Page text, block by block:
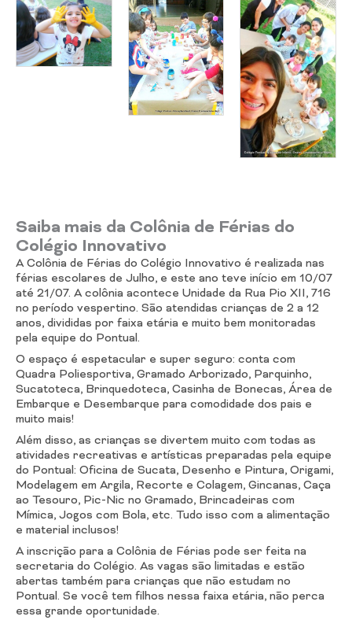
Saiba mais da Colônia de Férias do
Colégio Innovativo
A Colônia de Férias do Colégio Innovativo é realizada nas
férias escolares de Julho, e este ano teve início em 10/07
até 21/07. A colônia acontece Unidade da Rua Pio XII, 716
no período vespertino. São atendidas crianças de 2 a 12
anos, divididas por faixa etária e muito bem monitoradas
pela equipe do Pontual.
O espaço é espetacular e super seguro: conta com
Quadra Poliesportiva, Gramado Arborizado, Parquinho,
Sucatoteca, Brinquedoteca, Casinha de Bonecas, Área de
Embarque e Desembarque para comodidade dos pais e
muito mais!
Além disso, as crianças se divertem muito com todas as
atividades recreativas e artísticas preparadas pela equipe
do Pontual: Oficina de Sucata, Desenho e Pintura, Origami,
Modelagem em Argila, Recorte e Colagem, Gincanas, Caça
ao Tesouro, Pic-Nic no Gramado, Brincadeiras com
Mímica, Jogos com Bola, etc. Tudo isso com a alimentação
e material inclusos!
A inscrição para a Colônia de Férias pode ser feita na
secretaria do Colégio. As vagas são limitadas e estão
abertas também para crianças que não estudam no
Pontual. Se você tem filhos nessa faixa etária, não perca
essa grande oportunidade.